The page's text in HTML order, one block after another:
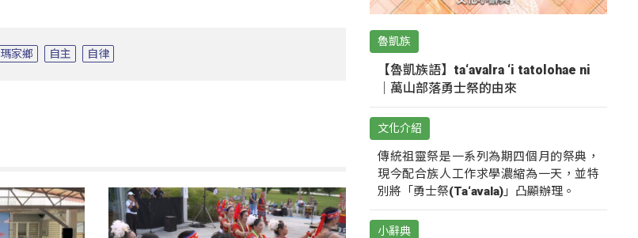
瑪家鄉 自主 自律
魯凱族
【魯凱族語】ta‘avalra ‘i tatolohae ni
｜萬山部落勇士祭的由來
文化介紹
傳統祖靈祭是一系列為期四個月的祭典，
現今配合族人工作求學濃縮為一天，並特
別將「勇士祭(Ta‘avala)」凸顯辦理。
小辭典